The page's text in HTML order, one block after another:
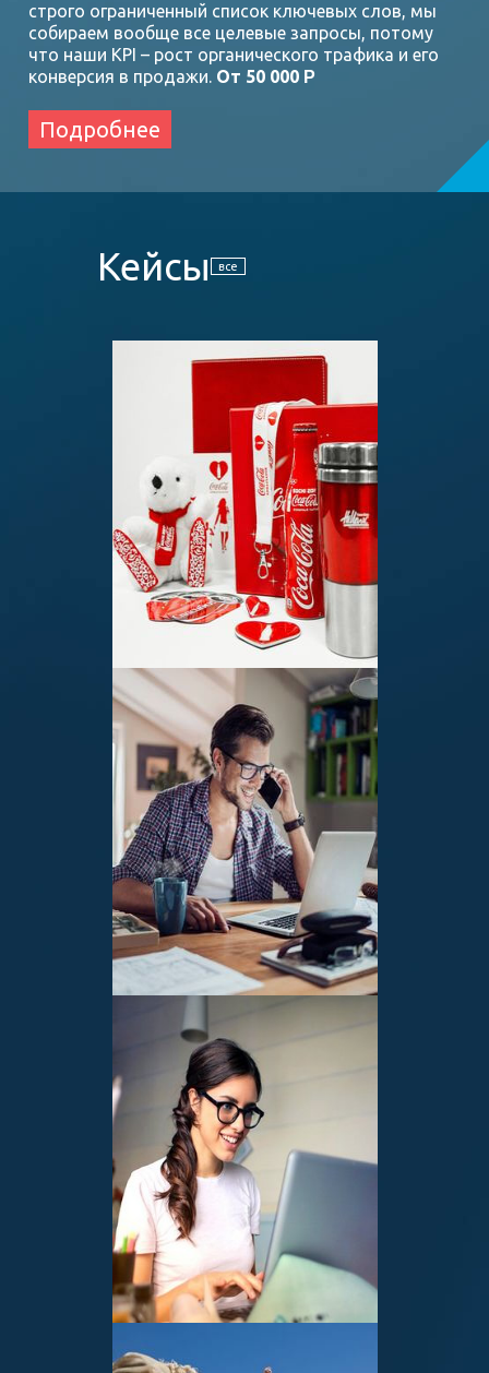
строго ограниченный список ключевых слов, мы
собираем вообще все целевые запросы, потому
что наши KPI – рост органического трафика и его
конверсия в продажи. От 50 000 Р
Подробнее
Кейсы все